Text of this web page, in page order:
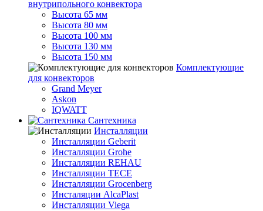
внутрипольного конвектора
Высота 65 мм
Высота 80 мм
Высота 100 мм
Высота 130 мм
Высота 150 мм
Комплектующие
для конвекторов
Grand Meyer
Askon
IQWATT
Сантехника
Инсталляции
Инсталляции Geberit
Инсталляции Grohe
Инсталляции REHAU
Инсталляции TECE
Инсталляции Grocenberg
Инсталяции AlcaPlast
Инсталляции Viega